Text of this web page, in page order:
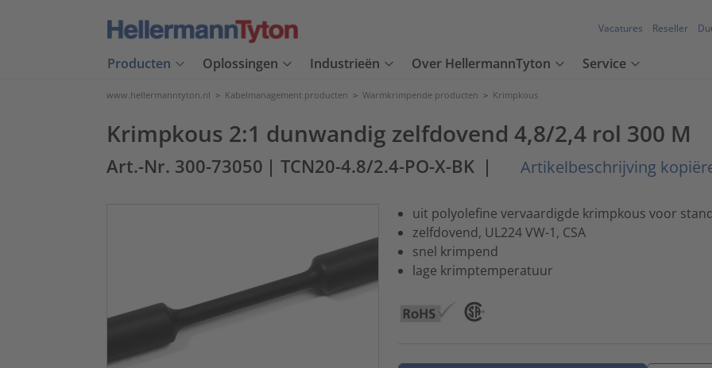
Vacatures Reseller
Producten Oplossingen Industrieën Over HellermannTyton Service
www.hellermanntyton.nl > Kabelmanagement producten > Warmkrimpende producten > Krimpkous
Krimpkous 2:1 dunwandig zelfdovend 4,8/2,4 rol 300 M
Art.-Nr. 300-73050 | TCN20-4.8/2.4-PO-X-BK | Artikelbeschrijving
uit polyolefine vervaardigde krimpkous voor
zelfdovend, UL224 VW-1, CSA
snel krimpend
lage krimptemperatuur